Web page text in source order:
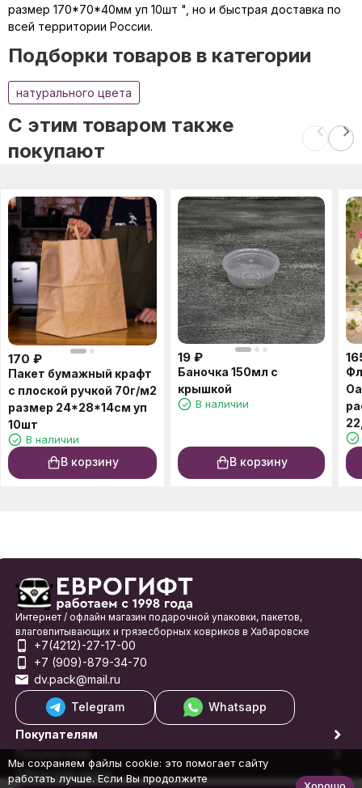
размер 170*70*40мм уп 10шт ", но и быстрая доставка по
всей территории России.
Подборки товаров в категории
натурального цвета
C этим товаром также
покупают
170 ₽
Пакет бумажный крафт
с плоской ручкой 70г/м2
размер 24*28*14см уп
10шт
В наличии
В корзину
19 ₽
Баночка 150мл с
крышкой
В наличии
В корзину
Интернет / офлайн магазин подарочной упаковки, пакетов,
влаговпитывающих и грязесборных ковриков в Хабаровске
+7(4212)-27-17-00
+7 (909)-879-34-70
dv.pack@mail.ru
Telegram
Whatsapp
Покупателям
Покупателю
Обратная связь
Мы сохраняем файлы cookie: это помогает сайту
работать лучше. Если Вы продолжите